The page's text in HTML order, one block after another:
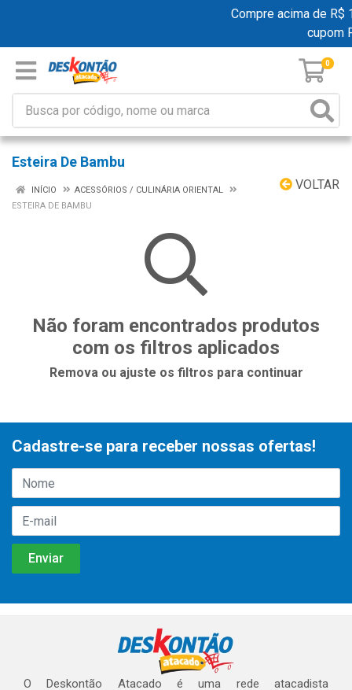
Compre acima de R$
cupom
0
Esteira De Bambu
VOLTAR
INÍCIO
ACESSÓRIOS / CULINÁRIA ORIENTAL
ESTEIRA DE BAMBU
Não foram encontrados produtos
com os filtros aplicados
Remova ou ajuste os filtros para continuar
Cadastre-se para receber nossas ofertas!
O Deskontão Atacado é uma rede atacadista